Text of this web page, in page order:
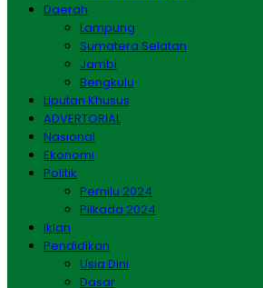
Daerah
Lampung
Sumatera Selatan
Jambi
Bengkulu
Liputan Khusus
ADVERTORIAL
Nasional
Ekonomi
Politik
Pemilu 2024
Pilkada 2024
Iklan
Pendidikan
Usia Dini
Dasar